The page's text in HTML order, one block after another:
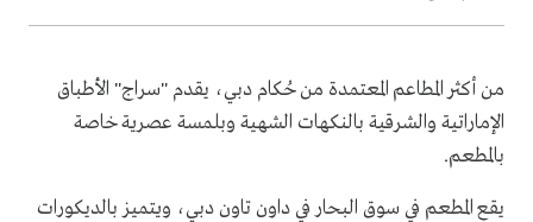
من أكثر المطاعم المعتمدة من حُكام دبي، يقدم "سراج" الأطباق
الإماراتية والشرقية بالنكهات الشهية وبلمسة عصرية خاصة
بالمطعم.
يقع المطعم في سوق البحار في داون تاون دبي، ويتميز بالديكورات